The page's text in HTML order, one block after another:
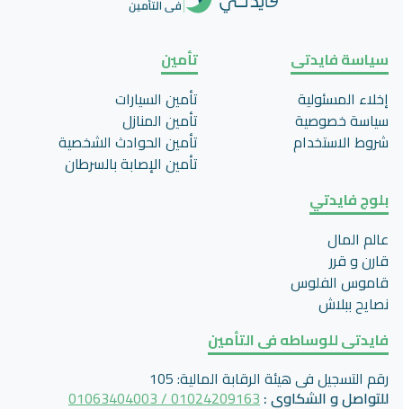
سياسة فايدتى
إخلاء المسئولية
سياسة خصوصية
شروط الاستخدام
تأمين
تأمين السيارات
تأمين المنازل
تأمين الحوادث الشخصية
تأمين اﻹصابة بالسرطان
بلوج فايدتي
عالم المال
قارن و قرر
قاموس الفلوس
نصايح ببلاش
فايدتى للوساطه فى التأمين
رقم التسجيل فى هيئة الرقابة المالية:
105
للتواصل و الشكاوي:
01024209163 / 01063404003